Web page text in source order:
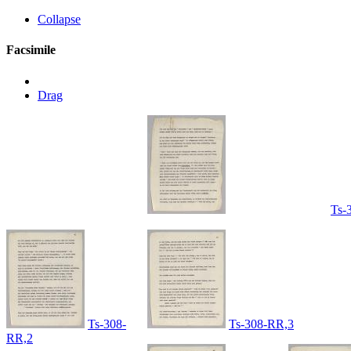
Collapse
Facsimile
Drag
Ts-
Ts-308-
RR,2
Ts-308-RR,3